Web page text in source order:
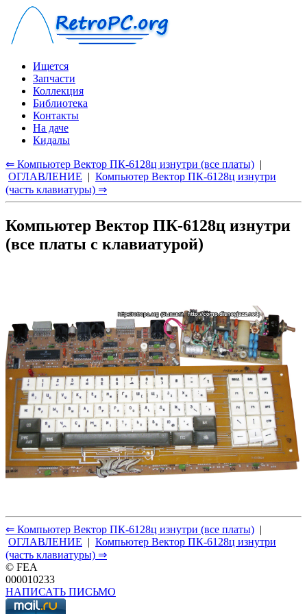
Ищется
Запчасти
Коллекция
Библиотека
Контакты
На даче
Кидалы
⇐ Компьютер Вектор ПК-6128ц изнутри (все платы) |
ОГЛАВЛЕНИЕ | Компьютер Вектор ПК-6128ц изнутри
(часть клавиатуры) ⇒
Компьютер Вектор ПК-6128ц изнутри
(все платы с клавиатурой)
⇐ Компьютер Вектор ПК-6128ц изнутри (все платы) |
ОГЛАВЛЕНИЕ | Компьютер Вектор ПК-6128ц изнутри
(часть клавиатуры) ⇒
© FEA
000010233
НАПИСАТЬ ПИСЬМО